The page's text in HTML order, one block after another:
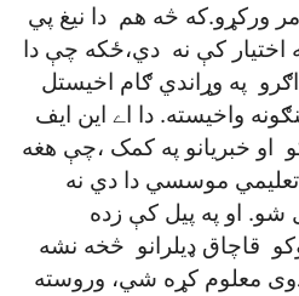
ورکړو.که څه هم دا نيغ پي
اختيار کې نه دي،ځکه چې دا
په وړاندي ګام اخيستل
واخيسته. دا اے اين ايف
او خبريانو په کمک ،چې هغه
موسسي دا دي نه
شو. او په پيل کې زده
قاچاق ډيلرانو څخه نشه
معلوم کړه شي، وروسته